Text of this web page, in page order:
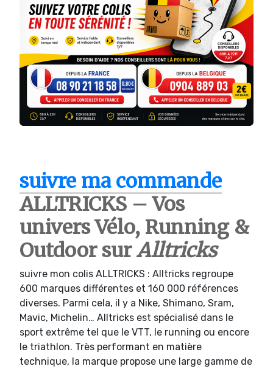
suivre ma commande
ALLTRICKS – Vos
univers Vélo, Running &
Outdoor surAlltricks
suivre mon colis ALLTRICKS : Alltricks regroupe
600 marques différentes et 160 000 références
diverses. Parmi cela, il y a Nike, Shimano, Sram,
Mavic, Michelin… Alltricks est spécialisé dans le
sport extrême tel que le VTT, le running ou encore
le triathlon. Très performant en matière
technique, la marque propose une large gamme de